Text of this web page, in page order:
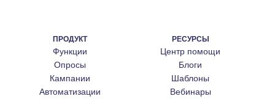
ПРОДУКТ
Функции
Опросы
Кампании
Автоматизации
РЕСУРСЫ
Центр помощи
Блоги
Шаблоны
Вебинары